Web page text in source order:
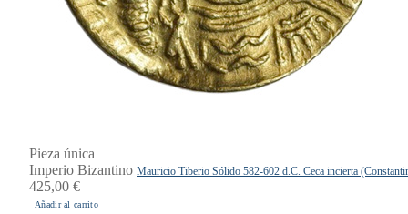
Pieza única
Imperio Bizantino Mauricio Tiberio Sólido 582-602 d.C. Ceca incierta
425,00 €
Añadir al carrito